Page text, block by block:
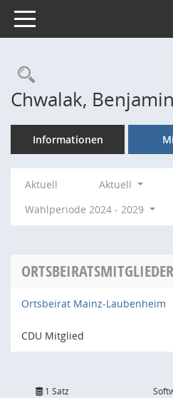
Toggle navigation
Rechercheauswahl
Chwalak, Benjamin
Informationen
Aktuell
Aktuell
Wahlperiode 2024 - 2029
ORTSBEIRATSMITGLIEDER
Ortsbeirat Mainz-Laubenheim
CDU Mitglied
1 Satz